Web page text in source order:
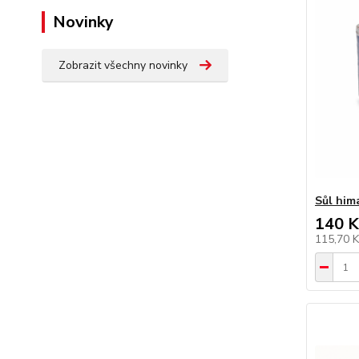
Novinky
Zobrazit všechny novinky
Sůl
140
115,70